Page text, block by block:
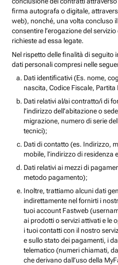
firma autografa o digitale,
web), nonché, una volta concluso
consentire l’erogazione del
richieste ad essa legate.
Nel rispetto delle finalità di seguito
dati personali compresi nelle
Dati identificativi (Es. nome,
nascita, Codice Fiscale,
Dati relativi al/ai contratto/i di
l’indirizzo dell’abitazione o
migrazione, numero di serie
tecnici);
Dati di contatto (es. Indirizzo,
mobile, l’indirizzo di residenza
Dati relativi ai mezzi di
metodo pagamento);
Inoltre, trattiamo alcuni dati
indirettamente nel fornirti i
tuoi account Fastweb
ai prodotti o servizi attivati e le
i tuoi contatti con il nostro
e sullo stato dei pagamenti, i
telematico (numeri chiamati,
che derivano dall’uso della